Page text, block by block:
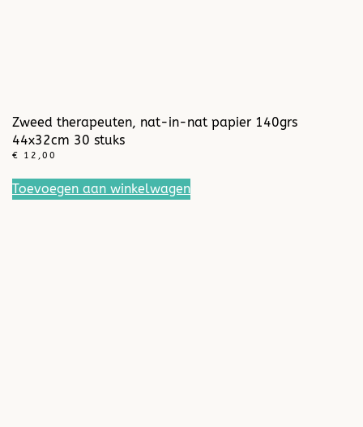
Zweed therapeuten, nat-in-nat papier 140grs
44x32cm 30 stuks
€ 12,00
Toevoegen aan winkelwagen